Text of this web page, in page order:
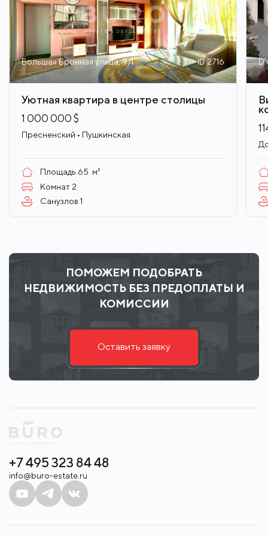
Большая Бронная улица, 9/1 ID 2716
Уютная квартира в центре столицы
1 000 000 $
Пресненский • Пушкинская
Площадь 65 м²
Комнат 2
Санузлов 1
ПОМОЖЕМ ПОДОБРАТЬ
НЕДВИЖИМОСТЬ БЕЗ ПРЕДОПЛАТЫ И
КОМИССИИ
Оставить заявку
+7 495 323 84 48
info@buro-estate.ru